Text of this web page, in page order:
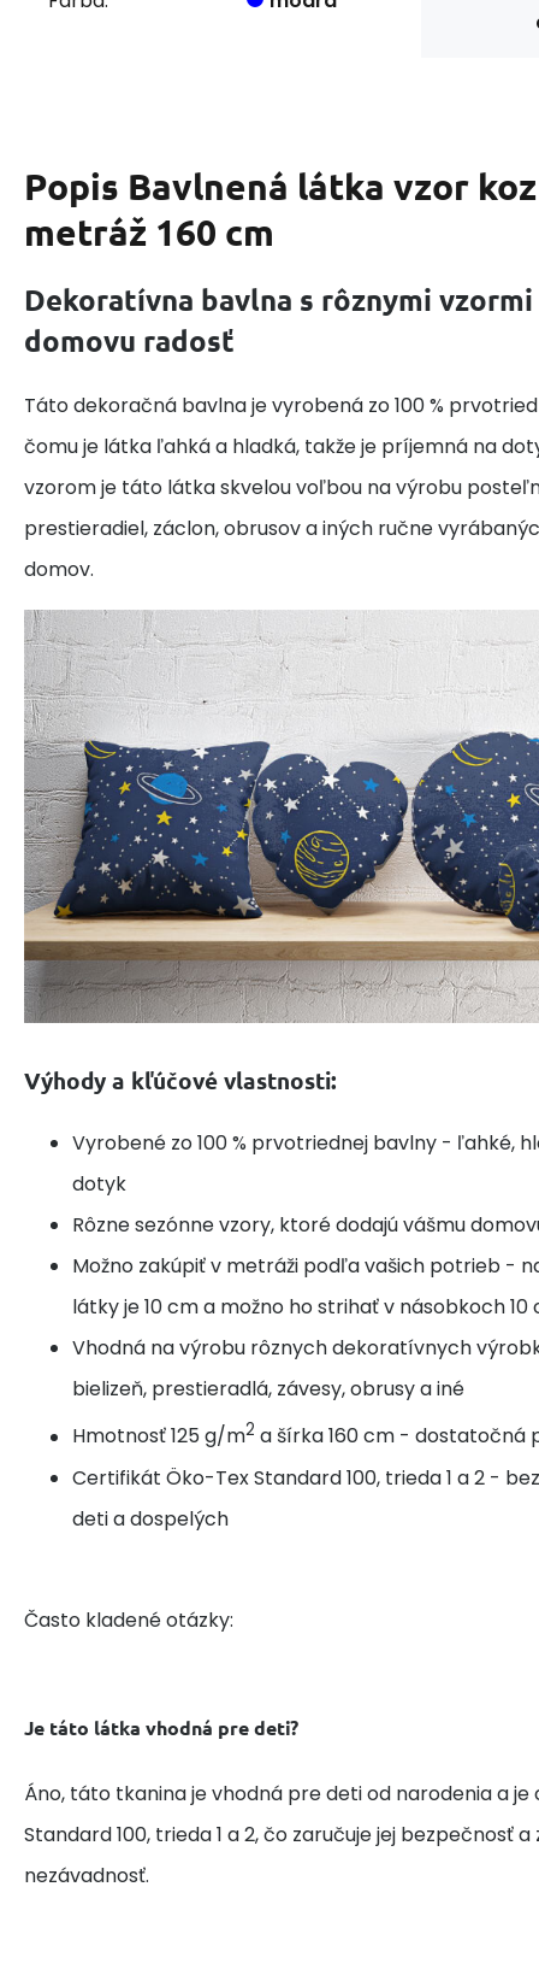
Popis Bavlnená látka vzor
metráž 160 cm
Dekoratívna bavlna s rôznymi vzormi
domovu radosť
Táto dekoračná bavlna je vyrobená zo 100 %
čomu je látka ľahká a hladká, takže je príjemná na
vzorom je táto látka skvelou voľbou na výrobu
prestieradiel, záclon, obrusov a iných ručne
domov.
Výhody a kľúčové vlastnosti:
Vyrobené zo 100 % prvotriednej bavlny - ľahké,
dotyk
Rôzne sezónne vzory, ktoré dodajú vášmu
Možno zakúpiť v metráži podľa vašich potrieb -
látky je 10 cm a možno ho strihať v násobkoch 10
Vhodná na výrobu rôznych dekoratívnych
bielizeň, prestieradlá, závesy, obrusy a iné
Hmotnosť 125 g/m2 a šírka 160 cm - dostatočná
Certifikát Öko-Tex Standard 100, trieda 1 a 2 -
deti a dospelých
Často kladené otázky:
Je táto látka vhodná pre deti?
Áno, táto tkanina je vhodná pre deti od narodenia a
Standard 100, trieda 1 a 2, čo zaručuje jej bezpečnosť
nezávadnosť.